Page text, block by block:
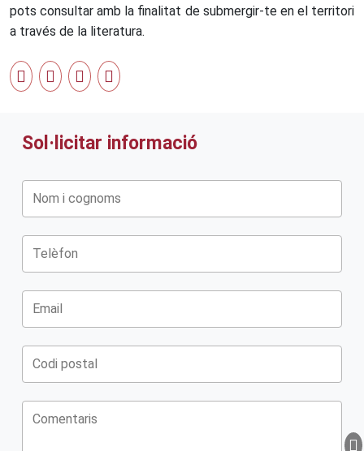
pots consultar amb la finalitat de submergir-te en el territori
a través de la literatura.
Sol·licitar informació